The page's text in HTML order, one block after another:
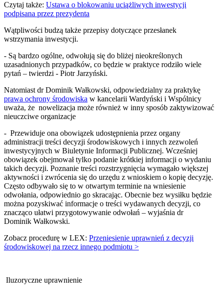
Czytaj także: Ustawa o blokowaniu uciążliwych inwestycji
podpisana przez prezydenta
Wątpliwości budzą także przepisy dotyczące przesłanek
wstrzymania inwestycji.
- Są bardzo ogólne, odwołują się do bliżej nieokreślonych
uzasadnionych przypadków, co będzie w praktyce rodziło wiele
pytań – twierdzi - Piotr Jarzyński.
Natomiast dr Dominik Wałkowski, odpowiedzialny za praktykę
prawa ochrony środowiska w kancelarii Wardyński i Wspólnicy
uważa, że nowelizacja może również w inny sposób zaktywizować
nieuczciwe organizacje
- Przewiduje ona obowiązek udostępnienia przez organy
administracji treści decyzji środowiskowych i innych zezwoleń
inwestycyjnych w Biuletynie Informacji Publicznej. Wcześniej
obowiązek obejmował tylko podanie krótkiej informacji o wydaniu
takich decyzji. Poznanie treści rozstrzygnięcia wymagało większej
aktywności i zwrócenia się do urzędu z wnioskiem o kopię decyzję.
Często odbywało się to w otwartym terminie na wniesienie
odwołania, odpowiednio go skracając. Obecnie bez wysiłku będzie
można pozyskiwać informacje o treści wydawanych decyzji, co
znacząco ułatwi przygotowywanie odwołań – wyjaśnia dr
Dominik Wałkowski.
Zobacz procedurę w LEX: Przeniesienie uprawnień z decyzji
środowiskowej na rzecz innego podmiotu >
Iluzoryczne uprawnienie